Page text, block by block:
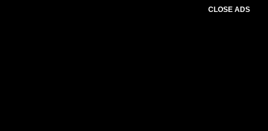
CLOSE ADS